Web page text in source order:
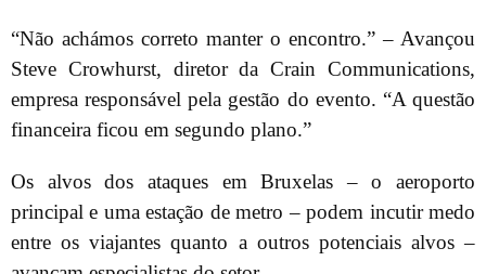
“Não achámos correto manter o encontro.” – Avançou
Steve Crowhurst, diretor da Crain Communications,
empresa responsável pela gestão do evento. “A questão
financeira ficou em segundo plano.”
Os alvos dos ataques em Bruxelas – o aeroporto
principal e uma estação de metro – podem incutir medo
entre os viajantes quanto a outros potenciais alvos –